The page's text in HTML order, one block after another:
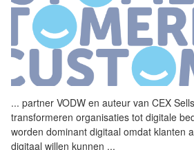
... partner VODW en auteur van CEX Sells
transformeren organisaties tot digitale
worden dominant digitaal omdat klanten
digitaal willen kunnen ...